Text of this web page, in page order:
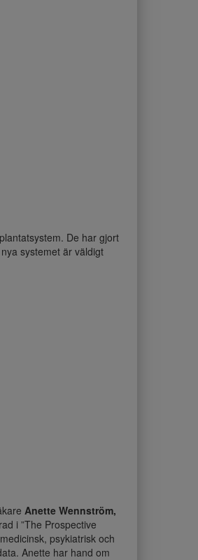
De har gjort
systemet är väldigt
Anette Wennström,
i ”The Prospective
psykiatrisk och
Anette har hand om